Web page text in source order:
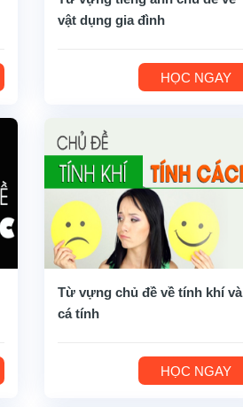
vật dụng gia đình
HỌC NGAY
Từ vựng chủ đề về tính khí và
cá tính
HỌC NGAY